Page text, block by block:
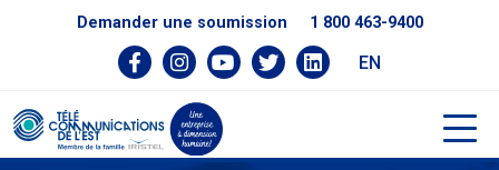
Demander une soumission 1 800 463-9400
EN